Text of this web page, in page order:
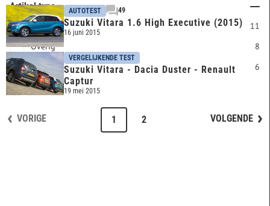
Artikel type
PDF
11
Overig
8
Video
6
AUTOTEST 49
Suzuki Vitara 1.6 High Executive (2015)
16 juni 2015
VERGELIJKENDE TEST
Suzuki Vitara - Dacia Duster - Renault
Captur
19 mei 2015
VORIGE VOLGENDE
1 2